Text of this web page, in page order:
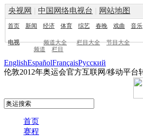
央视网 | 中国网络电视台 | 网站地图
首页 新闻 经济 体育 综艺 春晚 戏曲 音乐
电视 频道大全 栏目大全 节目大全
频道
栏目
EnglishEspañolFrançaisPусский
伦敦2012年奥运会官方互联网/移动平台
首页
赛程